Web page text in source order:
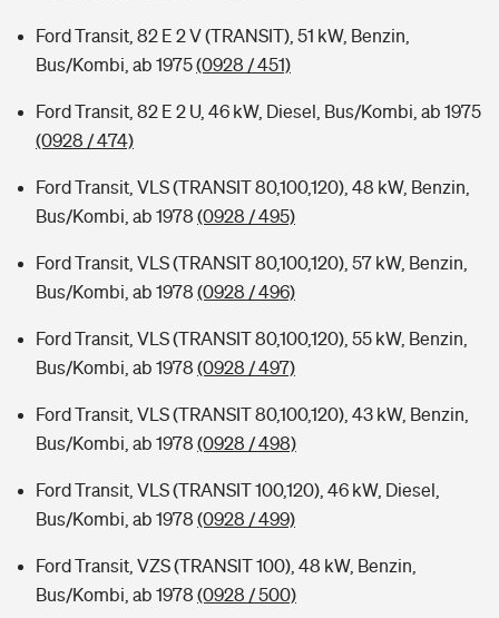
Ford Transit, 82 E 2 V (TRANSIT), 51 kW, Benzin,
Bus/Kombi, ab 1975(0928 / 451)
Ford Transit, 82 E 2 U, 46 kW, Diesel, Bus/Kombi, ab 1975
(0928 / 474)
Ford Transit, VLS (TRANSIT 80,100,120), 48 kW, Benzin,
Bus/Kombi, ab 1978 (0928 / 495)
Ford Transit, VLS (TRANSIT 80,100,120), 57 kW, Benzin,
Bus/Kombi, ab 1978 (0928 / 496)
Ford Transit, VLS (TRANSIT 80,100,120), 55 kW, Benzin,
Bus/Kombi, ab 1978 (0928 / 497)
Ford Transit, VLS (TRANSIT 80,100,120), 43 kW, Benzin,
Bus/Kombi, ab 1978 (0928 / 498)
Ford Transit, VLS (TRANSIT 100,120), 46 kW, Diesel,
Bus/Kombi, ab 1978 (0928 / 499)
Ford Transit, VZS (TRANSIT 100), 48 kW, Benzin,
Bus/Kombi, ab 1978 (0928 / 500)